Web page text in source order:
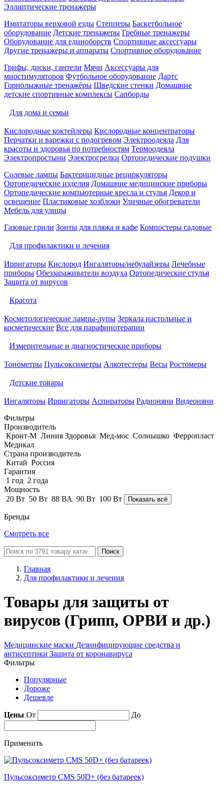
Эллиптические тренажеры
Имитаторы верховой езды Степперы Баскетбольное
оборудование Детские тренажеры Гребные тренажеры
Оборудование для единоборств Спортивные аксессуары
Другие тренажеры и аппараты Спортивное оборудование
Грифы, диски, гантели Мячи Аксессуары для
миостимуляторов Футбольное оборудование Дартс
Горнолыжные тренажёры Шведские стенки Домашние
детские спортивные комплексы Сапборды
Для дома и семьи
Кислородные коктейлеры Кислородные концентраторы
Перчатки и варежки с подогревом Электроодеяла Для
красоты и здоровья по потребностям Термоодеяла
Электропростыни Электрогрелки Ортопедические подушки
Солевые лампы Бактерицидные рециркуляторы
Ортопедические изделия Домашние медицинские приборы
Ортопедические компьютерные кресла и стулья Декор и
освещение Пластиковые хозблоки Уличные обогреватели
Мебель для улицы
Газовые грили Зонты для пляжа и кафе Компостеры садовые
Для профилактики и лечения
Ирригаторы Кислород Ингаляторы/небулайзеры Лечебные
приборы Обеззараживатели воздуха Ортопедические стулья
Защита от вирусов
Красота
Косметологические лампы-лупы Зеркала настольные и
косметические Все для парафинотерапии
Измерительные и диагностические приборы
Тонометры Пульсоксиметры Алкотестеры Весы Ростомеры
Детские товары
Ингаляторы Ирригаторы Аспираторы Радионяни Видеоняни
Фильтры
Производитель
Кронт-М Линия Здоровья Мед-мос Солнышко Ферропласт
Медикал
Страна производитель
Китай Россия
Гарантия
1 год 2 года
Мощность
20 Вт 50 Вт 88 ВА 90 Вт 100 Вт Показать всё
Бренды
Смотреть все
Поиск
Главная
Для профилактики и лечения
Товары для защиты от
вирусов (Грипп, ОРВИ и др.)
Медицинские маски Дезинфицирующие средства и
антисептики Защита от коронавируса
Фильтры
Популярные
Дороже
Дешевле
Цены От До
Применить
Пульсоксиметр CMS 50D+ (без батареек)